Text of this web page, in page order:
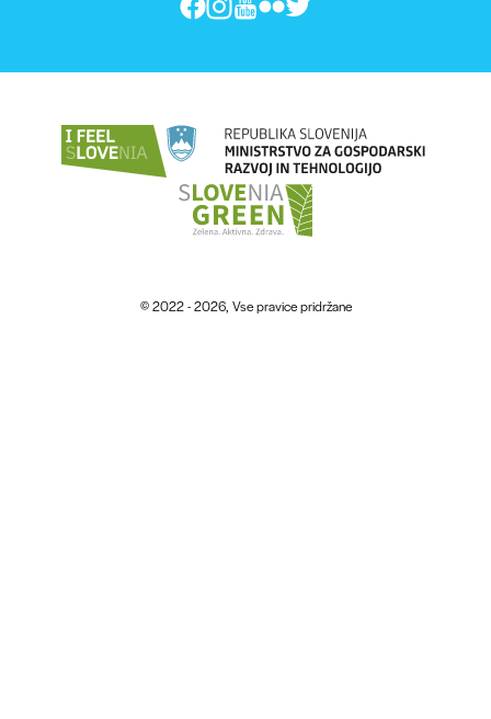
© 2022 - 2026, Vse pravice pridržane